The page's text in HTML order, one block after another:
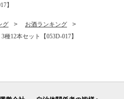
】
グ
お酒ランキング
種12本セット【053D-017】